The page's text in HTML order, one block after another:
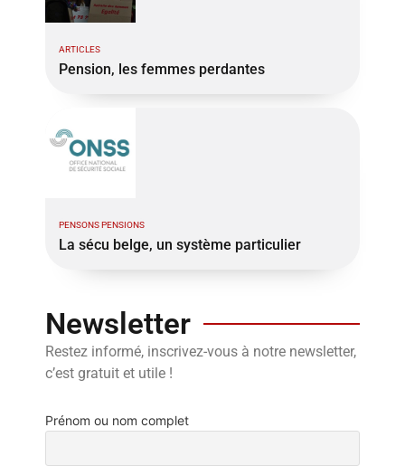
ARTICLES
Pension, les femmes perdantes
PENSONS PENSIONS
La sécu belge, un système particulier
Newsletter
Restez informé, inscrivez-vous à notre newsletter,
c’est gratuit et utile !
Prénom ou nom complet